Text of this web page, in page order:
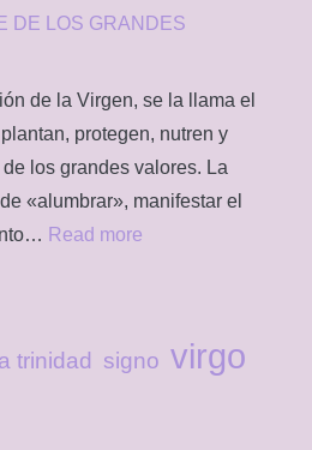
DE LOS GRANDES
de la Virgen, se la llama el
protegen, nutren y
los grandes valores. La
«alumbrar», manifestar el
Read more:
DE
trinidad signo virgo